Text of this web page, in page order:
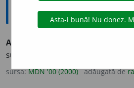
Explicative DEX
ARHISTRAT
(în
suprem al armatei. (<
sursa:MDN '00 (2000) adăugată de